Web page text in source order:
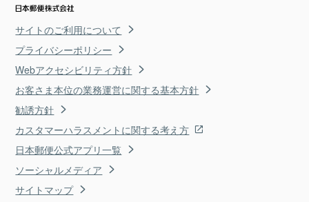
サイトのご利用について
プライバシーポリシー
Webアクセシビリティ方針
お客さま本位の業務運営に関する基本方針
勧誘方針
カスタマーハラスメントに関する考え方
日本郵便公式アプリ一覧
ソーシャルメディア
サイトマップ